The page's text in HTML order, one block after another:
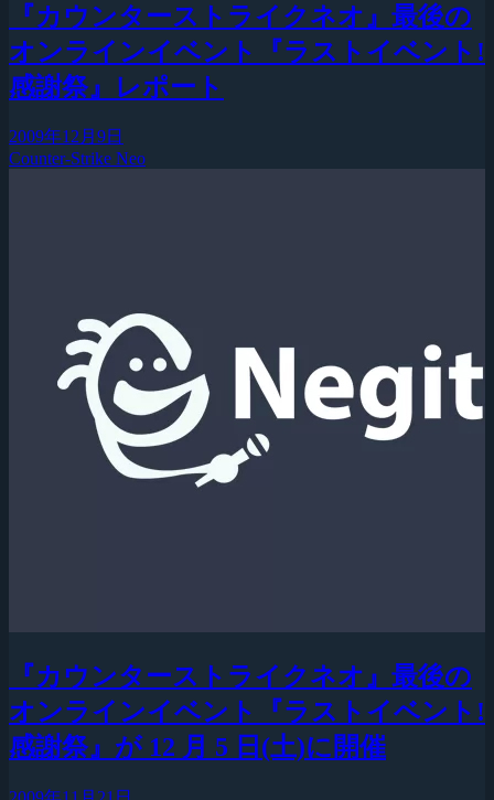
『カウンターストライクネオ』最後の
オンラインイベント『ラストイベント!
感謝祭』レポート
2009年12月9日
Counter-Strike Neo
『カウンターストライクネオ』最後の
オンラインイベント『ラストイベント!
感謝祭』が 12 月 5 日(土)に開催